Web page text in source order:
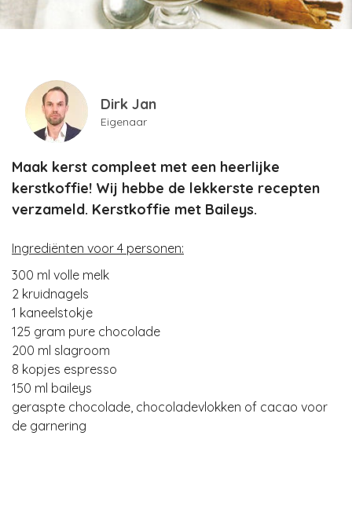
Dirk Jan
Eigenaar
Maak kerst compleet met een heerlijke
kerstkoffie! Wij hebbe de lekkerste recepten
verzameld. Kerstkoffie met Baileys.
Ingrediënten voor 4 personen:
300 ml volle melk
2 kruidnagels
1 kaneelstokje
125 gram pure chocolade
200 ml slagroom
8 kopjes espresso
150 ml baileys
geraspte chocolade, chocoladevlokken of cacao voor
de garnering